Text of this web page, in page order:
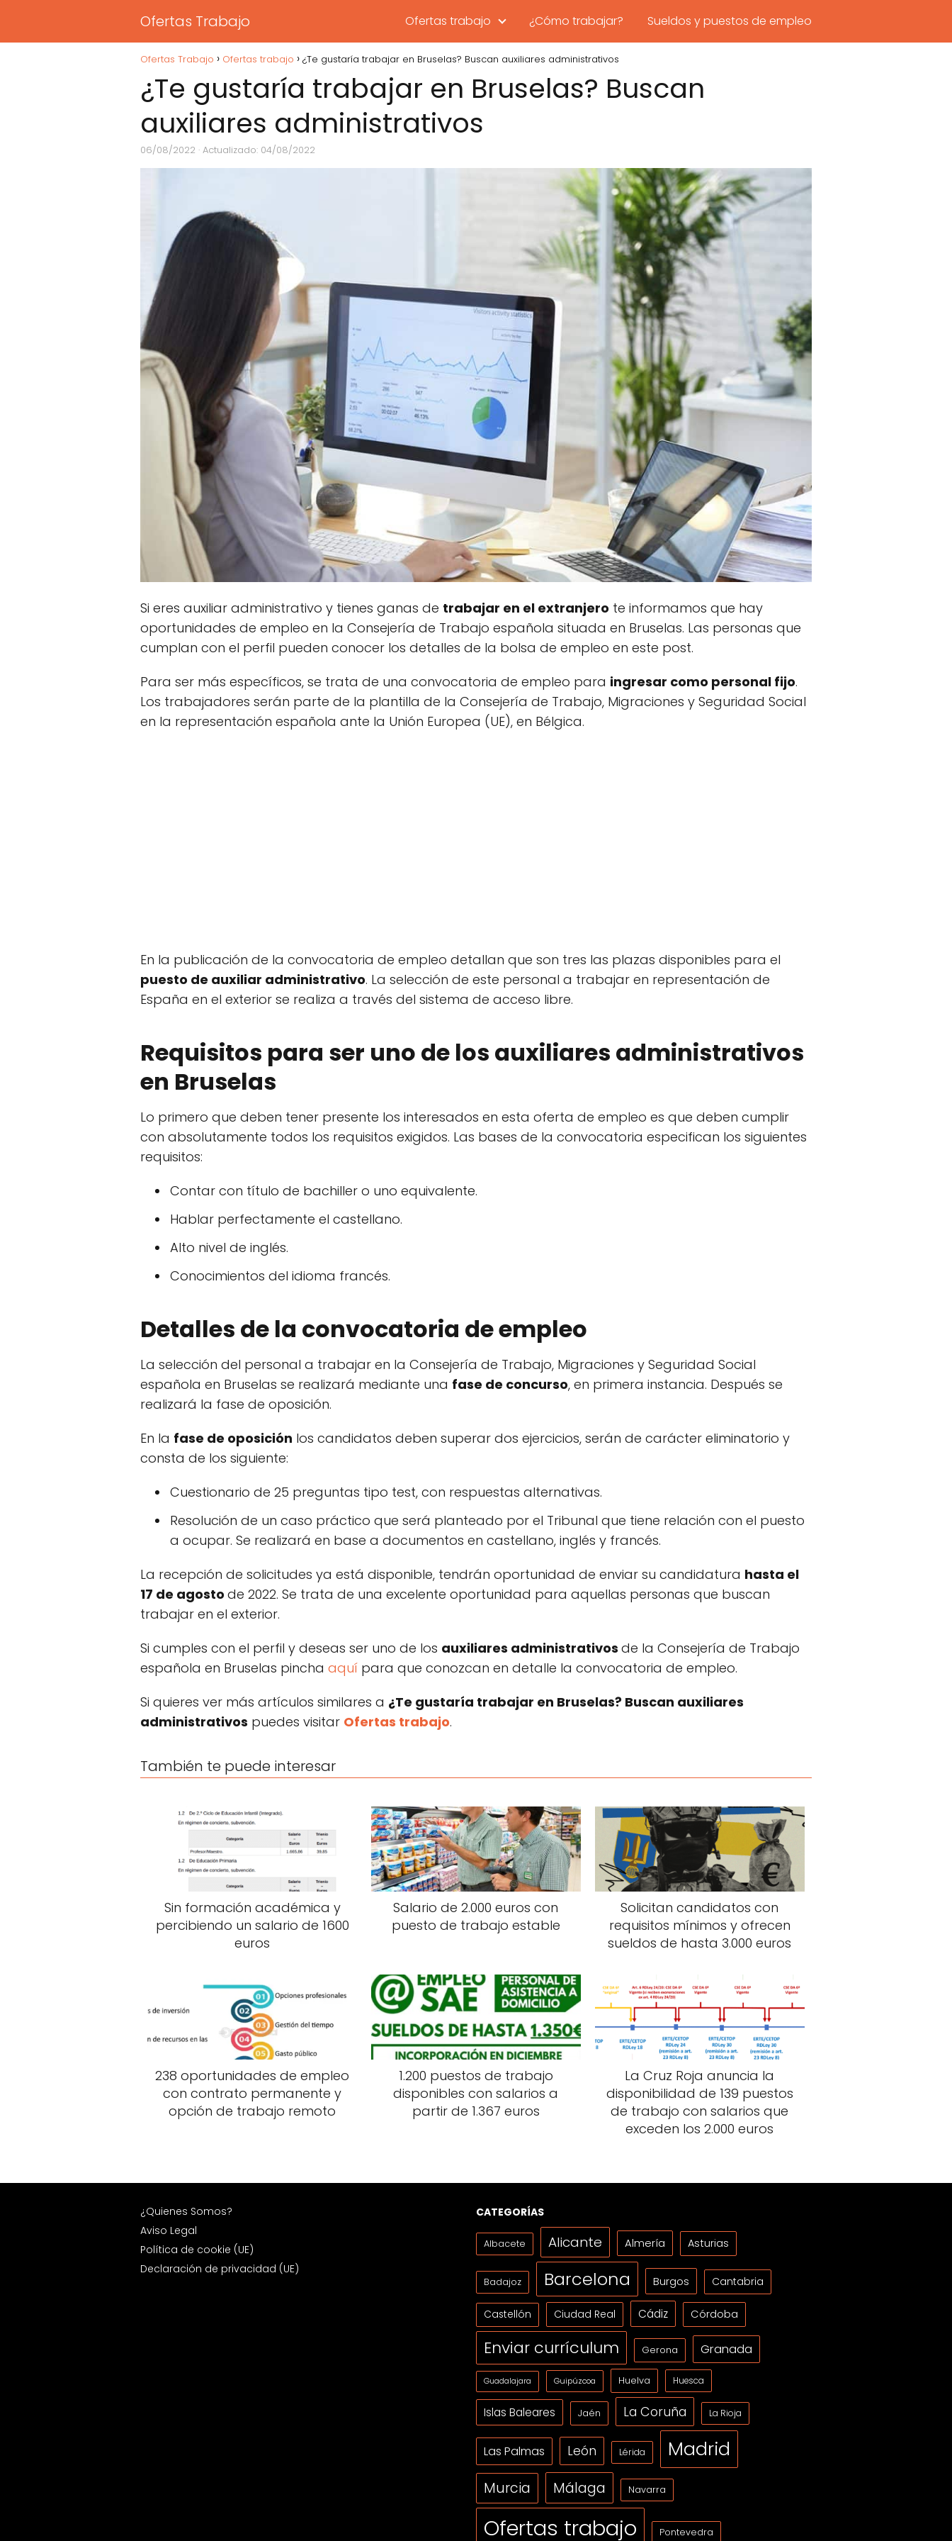
Ofertas Trabajo Ofertas trabajo ¿Cómo trabajar? Sueldos y puestos de empleo
Ofertas Trabajo Ofertas trabajo ¿Te gustaría trabajar en Bruselas? Buscan auxiliares administrativos
¿Te gustaría trabajar en Bruselas? Buscan
auxiliares administrativos
06/08/2022 · Actualizado: 04/08/2022
Si eres auxiliar administrativo y tienes ganas de trabajar en el extranjero te informamos que hay
oportunidades de empleo en la Consejería de Trabajo española situada en Bruselas. Las personas que
cumplan con el perfil pueden conocer los detalles de la bolsa de empleo en este post.
Para ser más específicos, se trata de una convocatoria de empleo para ingresar como personal fijo.
Los trabajadores serán parte de la plantilla de la Consejería de Trabajo, Migraciones y Seguridad Social
en la representación española ante la Unión Europea (UE), en Bélgica.
En la publicación de la convocatoria de empleo detallan que son tres las plazas disponibles para el
puesto de auxiliar administrativo. La selección de este personal a trabajar en representación de
España en el exterior se realiza a través del sistema de acceso libre.
Requisitos para ser uno de los auxiliares administrativos
en Bruselas
Lo primero que deben tener presente los interesados en esta oferta de empleo es que deben cumplir
con absolutamente todos los requisitos exigidos. Las bases de la convocatoria especifican los siguientes
requisitos:
Contar con título de bachiller o uno equivalente.
Hablar perfectamente el castellano.
Alto nivel de inglés.
Conocimientos del idioma francés.
Detalles de la convocatoria de empleo
La selección del personal a trabajar en la Consejería de Trabajo, Migraciones y Seguridad Social
española en Bruselas se realizará mediante una fase de concurso, en primera instancia. Después se
realizará la fase de oposición.
En la fase de oposición los candidatos deben superar dos ejercicios, serán de carácter eliminatorio y
consta de los siguiente:
Cuestionario de 25 preguntas tipo test, con respuestas alternativas.
Resolución de un caso práctico que será planteado por el Tribunal que tiene relación con el puesto
a ocupar. Se realizará en base a documentos en castellano, inglés y francés.
La recepción de solicitudes ya está disponible, tendrán oportunidad de enviar su candidatura hasta el
17 de agosto de 2022. Se trata de una excelente oportunidad para aquellas personas que buscan
trabajar en el exterior.
Si cumples con el perfil y deseas ser uno de los auxiliares administrativos de la Consejería de Trabajo
española en Bruselas pincha aquí para que conozcan en detalle la convocatoria de empleo.
Si quieres ver más artículos similares a ¿Te gustaría trabajar en Bruselas? Buscan auxiliares
administrativos puedes visitar Ofertas trabajo.
También te puede interesar
Sin formación académica y
percibiendo un salario de 1600
euros
Salario de 2.000 euros con
puesto de trabajo estable
Solicitan candidatos con
requisitos mínimos y ofrecen
sueldos de hasta 3.000 euros
238 oportunidades de empleo
con contrato permanente y
opción de trabajo remoto
1.200 puestos de trabajo
disponibles con salarios a
partir de 1.367 euros
La Cruz Roja anuncia la
disponibilidad de 139 puestos
de trabajo con salarios que
exceden los 2.000 euros
¿Quienes Somos?
Aviso Legal
Política de cookie (UE)
Declaración de privacidad (UE)
CATEGORÍAS
Albacete Alicante Almería Asturias
Badajoz Barcelona Burgos Cantabria
Castellón Ciudad Real Cádiz Córdoba
Enviar currículum Gerona Granada
Guadalajara Guipúzcoa Huelva Huesca
Islas Baleares Jaén La Coruña La Rioja
Las Palmas León Lérida Madrid
Murcia Málaga Navarra
Ofertas trabajo Pontevedra